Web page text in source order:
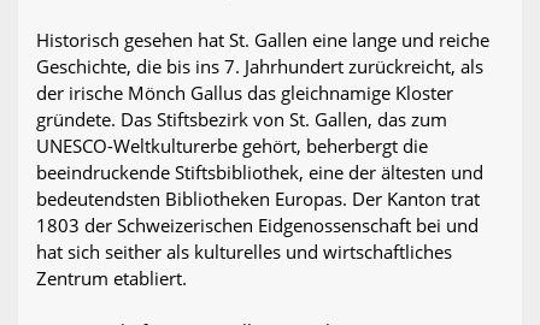
Historisch gesehen hat St. Gallen eine lange und reiche
Geschichte, die bis ins 7. Jahrhundert zurückreicht, als
der irische Mönch Gallus das gleichnamige Kloster
gründete. Das Stiftsbezirk von St. Gallen, das zum
UNESCO-Weltkulturerbe gehört, beherbergt die
beeindruckende Stiftsbibliothek, eine der ältesten und
bedeutendsten Bibliotheken Europas. Der Kanton trat
1803 der Schweizerischen Eidgenossenschaft bei und
hat sich seither als kulturelles und wirtschaftliches
Zentrum etabliert.